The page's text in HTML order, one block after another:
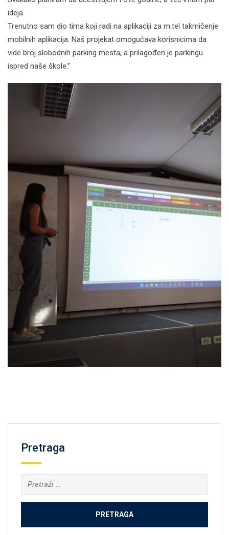
ideja.
Trenutno sam dio tima koji radi na aplikaciji za m:tel takmičenje
mobilnih aplikacija. Naš projekat omogućava korisnicima da
vide broj slobodnih parking mesta, a prilagođen je parkingu
ispred naše škole.”
Pretraga
Pretraga: